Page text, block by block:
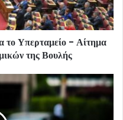
το Υπερταμείο - Αίτημα
της Βουλής